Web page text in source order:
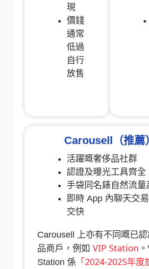
現
價錢
通常
低過
自行
放售
Carousell（推薦）
活躍嘅奢侈品社群
認證及曝光工具齊全
手袋同名錶自然流量
即時 App 內聊天交
交快
Carousell 上亦有不同嘅已
品商戶，例如 VIP Station
Station 係 「2024-2025年度